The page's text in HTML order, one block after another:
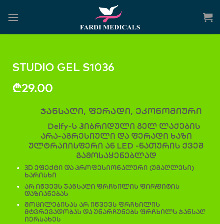
STUDIO GEL S1036
₾29.00
ჯანსაღი, ფერადი, ეკონომიური
Delfy-ს ჰიბრიდული გელ ლაქების
არა-აგრესიული და ფერადი ხაზი
ულტრაიისფერი ან LED -ნათურის ქვეშ
გამოსაყენებლად
3D ეფექტი და პროფესიონალური (უმაღლესი)
ხარისხი
არ იწვევს ჯანსაღი ფრჩხილის ფირფიტის
დაზიანებას
მოცილებისას არ იწვევს ფრჩხილის
მტვრევადობას და უნარჩუნებს ფრჩხილს ჯანსაღ
იერსახეს